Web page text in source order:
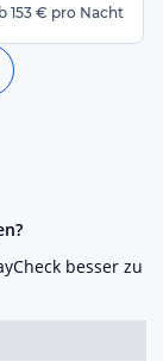
153 € pro Nacht
besser zu